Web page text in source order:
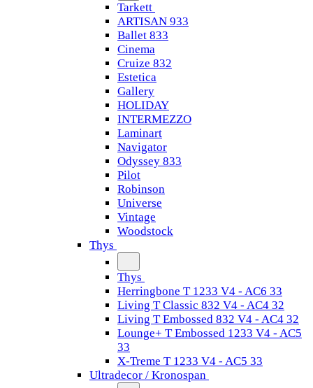
Tarkett
ARTISAN 933
Ballet 833
Cinema
Cruize 832
Estetica
Gallery
HOLIDAY
INTERMEZZO
Laminart
Navigator
Odyssey 833
Pilot
Robinson
Universe
Vintage
Woodstock
Thys
Thys
Herringbone T 1233 V4 - AC6 33
Living T Classic 832 V4 - AC4 32
Living T Embossed 832 V4 - AC4 32
Lounge+ T Embossed 1233 V4 - AC5
33
X-Treme T 1233 V4 - AC5 33
Ultradecor / Kronospan